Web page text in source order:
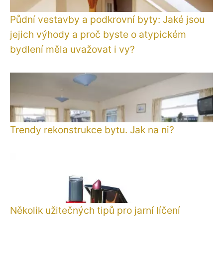
Půdní vestavby a podkrovní byty: Jaké jsou
jejich výhody a proč byste o atypickém
bydlení měla uvažovat i vy?
Trendy rekonstrukce bytu. Jak na ni?
Několik užitečných tipů pro jarní líčení